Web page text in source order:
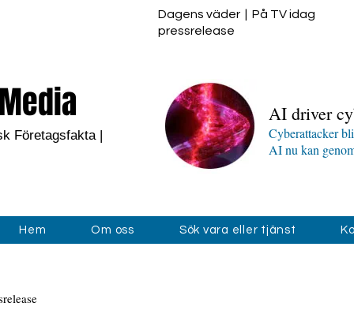
Dagens väder
På TV idag
pressrelease
Företagsfakta |
AI driver
Cyberattacker
AI nu kan
Hem Om oss Sök vara eller tjänst